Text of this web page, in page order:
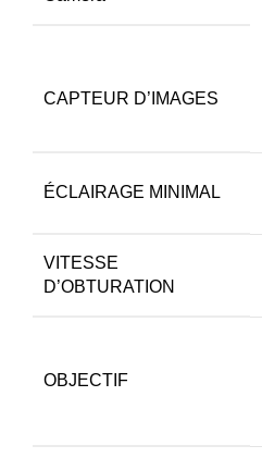
CAPTEUR D’IMAGES
ÉCLAIRAGE MINIMAL
VITESSE
D’OBTURATION
OBJECTIF